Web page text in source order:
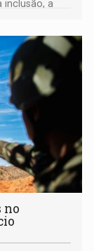
inclusão, a
no